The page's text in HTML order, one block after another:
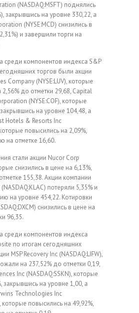
(NASDAQ:MSFT) поднялись
закрывшись на уровне 330,22, а
(NYSE:MCD) снизились в
и завершили торги на
среди компонентов индекса S&P
торгов были акции
Company (NYSE:LUV), которые
до отметки 29,68, Capital
(NYSE:COF), которые
на уровне 104,48, а
Hotels & Resorts Inc
повысились на 2,09%,
на отметке 16,60.
стали акции Nucor Corp
снизились в цене на 6,13%,
155,38. Акции компании
потеряли 5,35% и
на уровне 454,22. Котировки
снизились в цене на
96,35.
среди компонентов индекса
по итогам сегодняшних
MSP Recovery Inc (NASDAQ:LIFW),
на 237,52% до отметки 0,19,
Inc (NASDAQ:SSKN), которые
закрывшись на уровне 1,00, а
Technologies Inc
которые повысились на 49,92%,